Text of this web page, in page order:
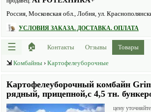
Россия, Московская обл., Лобня, ул.
УСЛОВИЯ ЗАКАЗА. ДОСТАВКА. ОПЛАТА
☰ 🏠 Контакты Отзывы Товары
⇲ Комбайны › Картофелеуборочные
Картофелеуборочный комбайн
рядный, прицепной,с 4,5 тн.
цену уточняйте